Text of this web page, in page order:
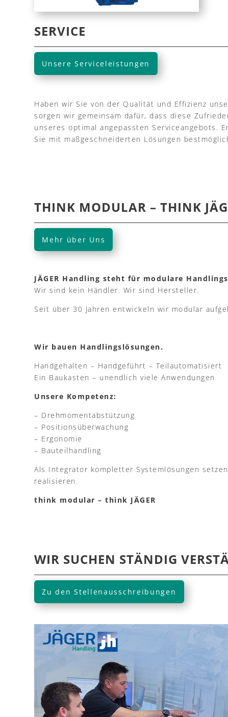
SERVICE
Unsere Serviceleistungen
Haben wir Sie von der Qualität und Effizienz
sorgen wir gemeinsam dafür, dass diese
unseres optimal angepassten Serviceangebots.
Sie mit maßgeschneiderten Lösungen
THINK MODULAR – THINK
Mehr über Uns
JÄGER Handling steht für modulare
Wir sind kein Händler. Wir sind Hersteller.
Seit über 30 Jahren entwickeln wir modular
Wir bauen Handlingslösungen.
Handgehalten – Handgeführt – Teilautomatisiert
Ein Baukasten – unendlich viele Anwendungen
Unsere Kompetenz:
– Drehmomentabstützung
– Positionsüberwachung
– Ergonomie
– Bauteilhandling
Als Integrator kompletter Systemlösungen
realisieren.
think modular – think JÄGER
WIR SUCHEN STÄNDIG
Zu den Stellenausschreibungen